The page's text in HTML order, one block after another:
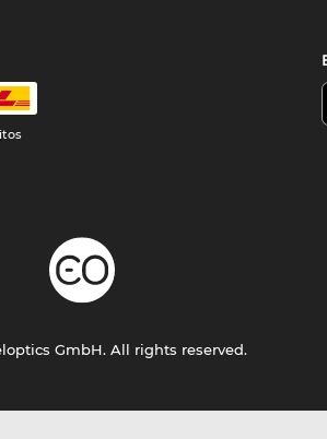
GmbH. All rights reserved.